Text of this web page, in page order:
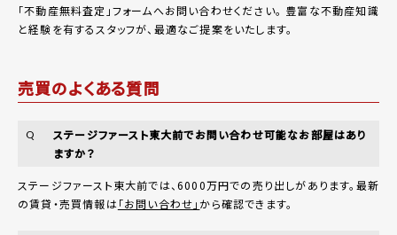
「不動産無料査定 」フォームへお問い合わせください。 豊富な不動産知識
と経験を有するスタッフが、最適なご提案をいたします。
売買のよくある質問
Q
ステージファースト東大前でお問い合わせ可能なお部屋はあり
ますか？
ステージファースト東大前では、6000万円での売り出しがあります。最新
の賃貸・売買情報は「お問い合わせ」 から確認できます。